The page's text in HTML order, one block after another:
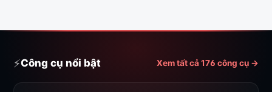
⚡Công cụ nổi bật Xem tất cả 176 công cụ →